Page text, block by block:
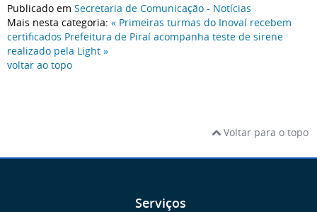
Publicado em Secretaria de Comunicação - Notícias
Mais nesta categoria: « Primeiras turmas do Inovaí recebem
certificados Prefeitura de Piraí acompanha teste de sirene
realizado pela Light »
voltar ao topo
Voltar para o topo
Serviços